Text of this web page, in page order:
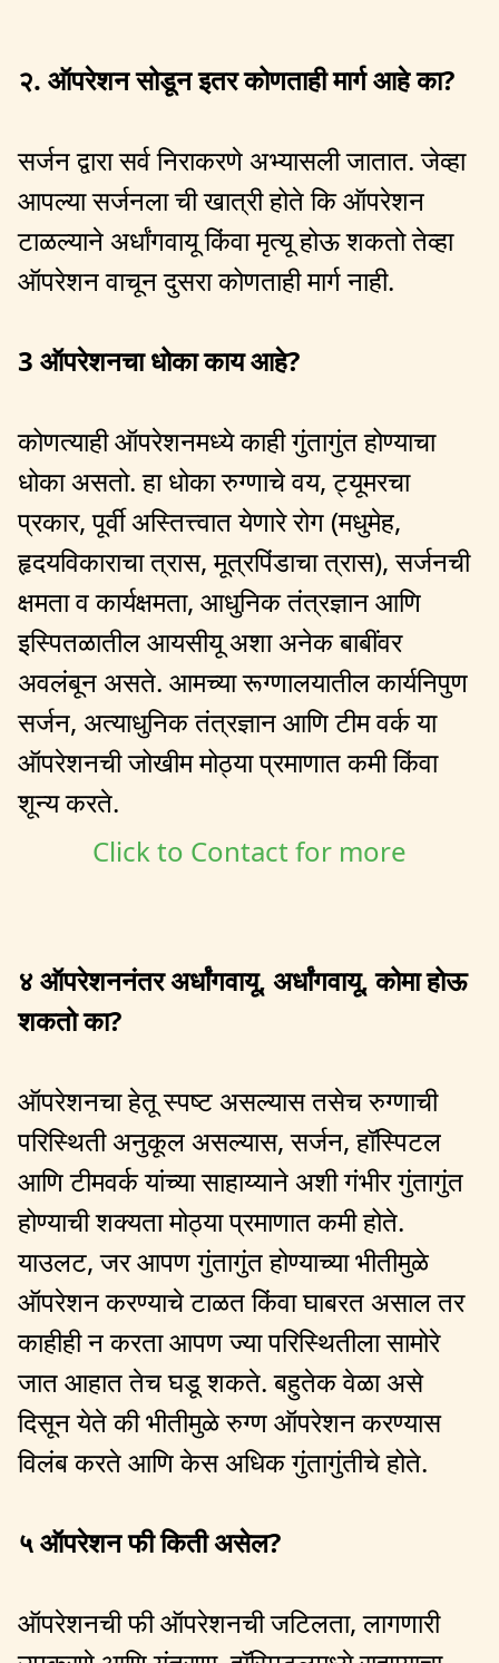
२. ऑपरेशन सोडून इतर कोणताही मार्ग आहे का?
सर्जन द्वारा सर्व निराकरणे अभ्यासली जातात. जेव्हा
आपल्या सर्जनला ची खात्री होते कि ऑपरेशन
टाळल्याने अर्धांगवायू किंवा मृत्यू होऊ शकतो तेव्हा
ऑपरेशन वाचून दुसरा कोणताही मार्ग नाही.
3 ऑपरेशनचा धोका काय आहे?
कोणत्याही ऑपरेशनमध्ये काही गुंतागुंत होण्याचा
धोका असतो. हा धोका रुग्णाचे वय, ट्यूमरचा
प्रकार, पूर्वी अस्तित्त्वात येणारे रोग (मधुमेह,
हृदयविकाराचा त्रास, मूत्रपिंडाचा त्रास), सर्जनची
क्षमता व कार्यक्षमता, आधुनिक तंत्रज्ञान आणि
इस्पितळातील आयसीयू अशा अनेक बाबींवर
अवलंबून असते. आमच्या रूग्णालयातील कार्यनिपुण
सर्जन, अत्याधुनिक तंत्रज्ञान आणि टीम वर्क या
ऑपरेशनची जोखीम मोठ्या प्रमाणात कमी किंवा
शून्य करते.
Click to Contact for more
४ ऑपरेशननंतर अर्धांगवायू, अर्धांगवायू, कोमा होऊ
शकतो का?
ऑपरेशनचा हेतू स्पष्ट असल्यास तसेच रुग्णाची
परिस्थिती अनुकूल असल्यास, सर्जन, हॉस्पिटल
आणि टीमवर्क यांच्या साहाय्याने अशी गंभीर गुंतागुंत
होण्याची शक्यता मोठ्या प्रमाणात कमी होते.
याउलट, जर आपण गुंतागुंत होण्याच्या भीतीमुळे
ऑपरेशन करण्याचे टाळत किंवा घाबरत असाल तर
काहीही न करता आपण ज्या परिस्थितीला सामोरे
जात आहात तेच घडू शकते. बहुतेक वेळा असे
दिसून येते की भीतीमुळे रुग्ण ऑपरेशन करण्यास
विलंब करते आणि केस अधिक गुंतागुंतीचे होते.
५ ऑपरेशन फी किती असेल?
ऑपरेशनची फी ऑपरेशनची जटिलता, लागणारी